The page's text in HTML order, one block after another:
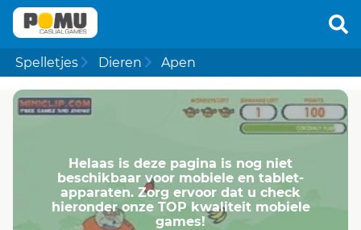
Spelletjes Dieren Apen
Helaas is deze pagina is nog niet
beschikbaar voor mobiele en tablet-
apparaten. Zorg ervoor dat u check
hieronder onze TOP kwaliteit mobiele
games!